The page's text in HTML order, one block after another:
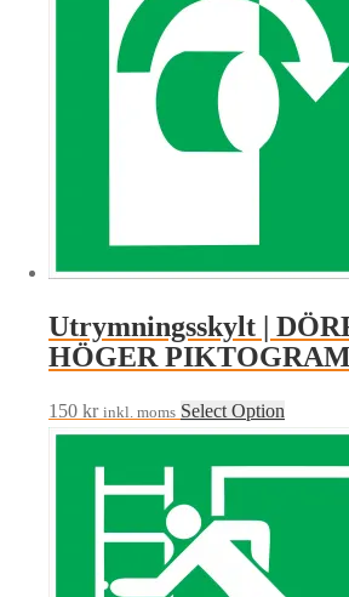
Utrymningsskylt |
HÖGER
150 kr inkl. moms Select Option